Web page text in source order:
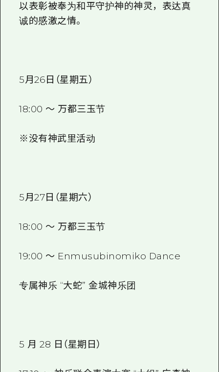
以表彰被奉为和平守护神的神灵，表达真
诚的感激之情。
5月26日（星期五）
18:00 ～ 万都三玉节
※没有神武里活动
5月27日（星期六）
18:00 ～ 万都三玉节
19:00 ～ Enmusubinomiko Dance
专属神乐 “大蛇” 金城神乐团
5 月 28 日（星期日）